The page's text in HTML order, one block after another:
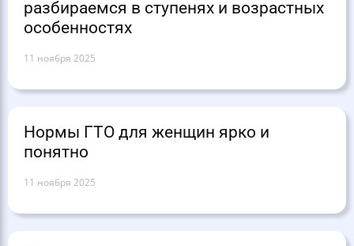
разбираемся в ступенях и возрастных
особенностях
11 ноября 2025
Нормы ГТО для женщин ярко и
понятно
11 ноября 2025